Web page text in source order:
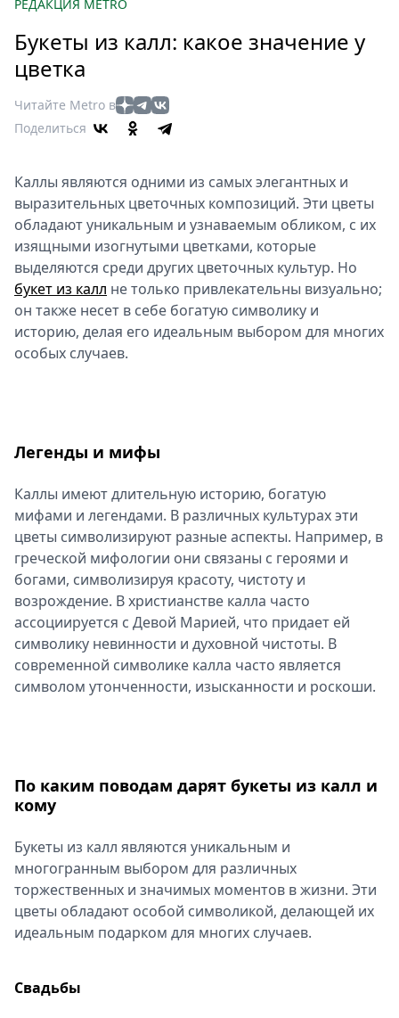
Мир
Еда
Туризм
Театр
Кино
Афиша
Книги
Выставки
Пресс-
релизы
О
Выборы
Скачай
Metro
РЕДАКЦИЯ METRO
Букеты из калл: какое значение у
цветка
Читайте Metro в
Поделиться
Каллы являются одними из самых элегантных и
выразительных цветочных композиций. Эти цветы
обладают уникальным и узнаваемым обликом, с их
изящными изогнутыми цветками, которые
выделяются среди других цветочных культур. Но
букет из калл не только привлекательны визуально;
он также несет в себе богатую символику и
историю, делая его идеальным выбором для многих
особых случаев.
Легенды и мифы
Каллы имеют длительную историю, богатую
мифами и легендами. В различных культурах эти
цветы символизируют разные аспекты. Например, в
греческой мифологии они связаны с героями и
богами, символизируя красоту, чистоту и
возрождение. В христианстве калла часто
ассоциируется с Девой Марией, что придает ей
символику невинности и духовной чистоты. В
современной символике калла часто является
символом утонченности, изысканности и роскоши.
По каким поводам дарят букеты из калл и
кому
Букеты из калл являются уникальным и
многогранным выбором для различных
торжественных и значимых моментов в жизни. Эти
цветы обладают особой символикой, делающей их
идеальным подарком для многих случаев.
Свадьбы